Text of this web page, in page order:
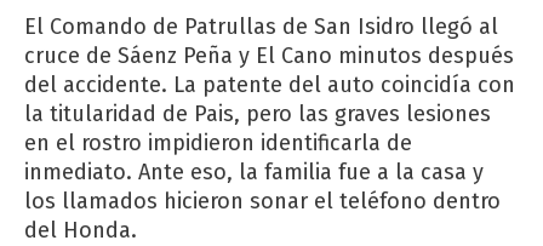
El Comando de Patrullas de San Isidro llegó al
cruce de Sáenz Peña y El Cano minutos después
del accidente. La patente del auto coincidía con
la titularidad de Pais, pero las graves lesiones
en el rostro impidieron identificarla de
inmediato. Ante eso, la familia fue a la casa y
los llamados hicieron sonar el teléfono dentro
del Honda.